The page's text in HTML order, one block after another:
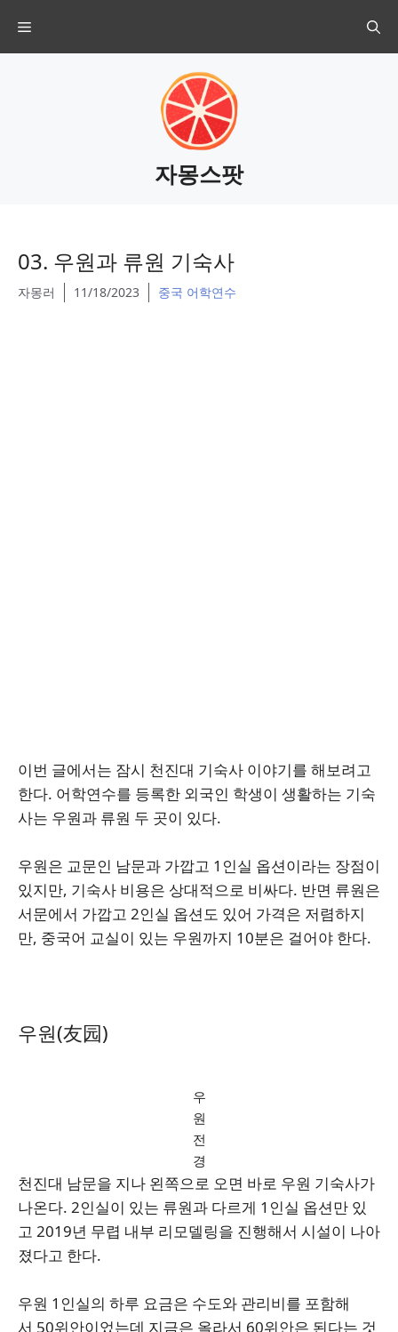
content
Menu
자몽스팟
03. 우원과 류원 기숙사
자몽러 11/18/2023 중국 어학연수
이번 글에서는 잠시 천진대 기숙사 이야기를 해보려고
한다. 어학연수를 등록한 외국인 학생이 생활하는 기숙
사는 우원과 류원 두 곳이 있다.
우원은 교문인 남문과 가깝고 1인실 옵션이라는 장점이
있지만, 기숙사 비용은 상대적으로 비싸다. 반면 류원은
서문에서 가깝고 2인실 옵션도 있어 가격은 저렴하지
만, 중국어 교실이 있는 우원까지 10분은 걸어야 한다.
우원(友园)
우
원
전
경
천진대 남문을 지나 왼쪽으로 오면 바로 우원 기숙사가
나온다. 2인실이 있는 류원과 다르게 1인실 옵션만 있
고 2019년 무렵 내부 리모델링을 진행해서 시설이 나아
졌다고 한다.
우원 1인실의 하루 요금은 수도와 관리비를 포함해
서 50위안이었는데 지금은 올라서 60위안은 된다는 것